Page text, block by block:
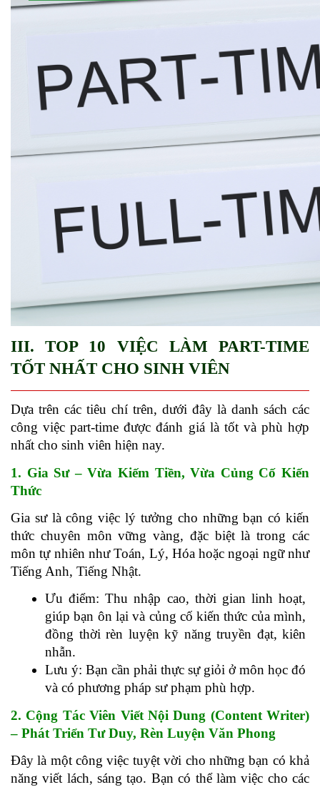
III. TOP 10 VIỆC LÀM PART-TIME
TỐT NHẤT CHO SINH VIÊN
Dựa trên các tiêu chí trên, dưới đây là danh sách các
công việc part-time được đánh giá là tốt và phù hợp
nhất cho sinh viên hiện nay.
1. Gia Sư – Vừa Kiếm Tiền, Vừa Củng Cố Kiến
Thức
Gia sư là công việc lý tưởng cho những bạn có kiến
thức chuyên môn vững vàng, đặc biệt là trong các
môn tự nhiên như Toán, Lý, Hóa hoặc ngoại ngữ như
Tiếng Anh, Tiếng Nhật.
Ưu điểm: Thu nhập cao, thời gian linh hoạt,
giúp bạn ôn lại và củng cố kiến thức của mình,
đồng thời rèn luyện kỹ năng truyền đạt, kiên
nhẫn.
Lưu ý: Bạn cần phải thực sự giỏi ở môn học đó
và có phương pháp sư phạm phù hợp.
2. Cộng Tác Viên Viết Nội Dung (Content Writer)
– Phát Triển Tư Duy, Rèn Luyện Văn Phong
Đây là một công việc tuyệt vời cho những bạn có khả
năng viết lách, sáng tạo. Bạn có thể làm việc cho các